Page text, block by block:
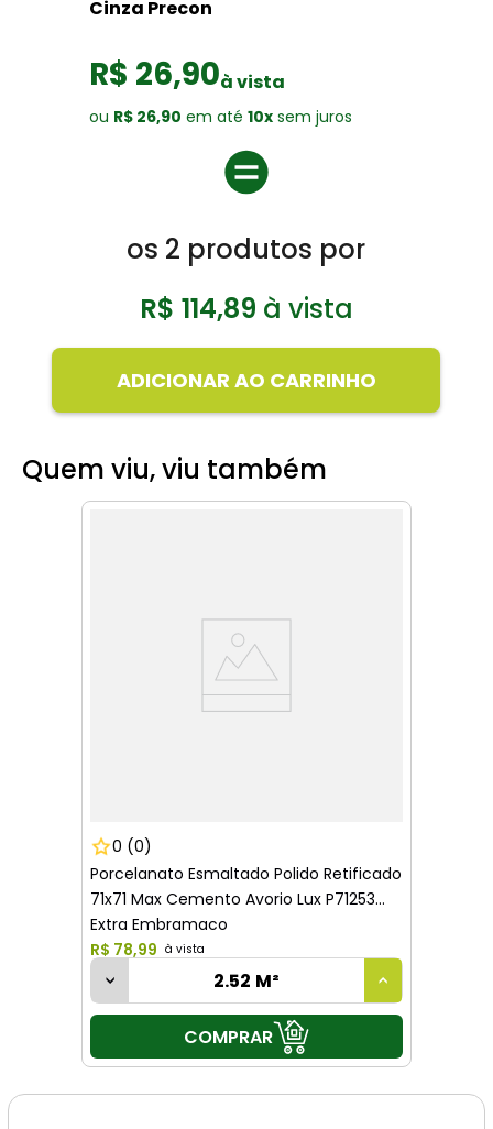
Cinza Precon
R$ 26,90à vista
ou R$ 26,90 em até10x sem juros
os 2 produtos por
R$ 114,89 à vista
ADICIONAR AO CARRINHO
Quem viu, viu também
0 (0)
Porcelanato Esmaltado Polido Retificado
71x71 Max Cemento Avorio Lux P71253
Extra Embramaco
R$ 78,99
COMPRAR